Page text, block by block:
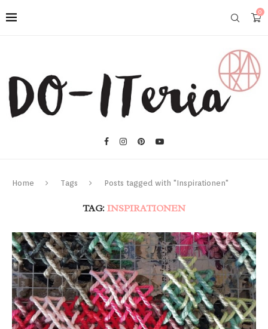
0
Home Tags Posts tagged with "Inspirationen"
TAG: INSPIRATIONEN